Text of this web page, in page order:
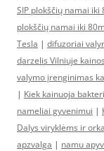
SIP plokščių namai iki
plokščių namai iki
Tesla | difuzoriai
darzelis Vilniuje kainos
valymo įrenginimas
| Kiek kainuoja
nameliai gyvenimui |
Dalys viryklėms ir
apzvalga | namu